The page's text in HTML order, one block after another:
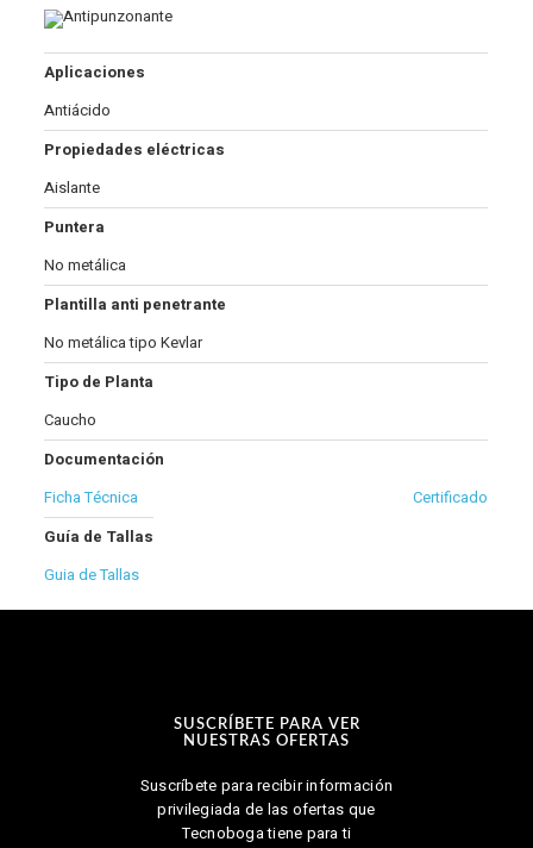
Aplicaciones
Antiácido
Propiedades eléctricas
Aislante
Puntera
No metálica
Plantilla anti penetrante
No metálica tipo Kevlar
Tipo de Planta
Caucho
Documentación
Ficha Técnica
Certificado
Guía de Tallas
Guia de Tallas
SUSCRÍBETE PARA VER
NUESTRAS OFERTAS
Suscríbete para recibir información
privilegiada de las ofertas que
Tecnoboga tiene para ti